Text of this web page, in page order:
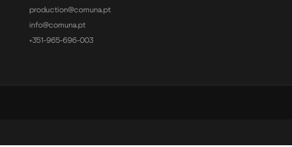
production@comuna.pt
info@comuna.pt
+351-965-696-003